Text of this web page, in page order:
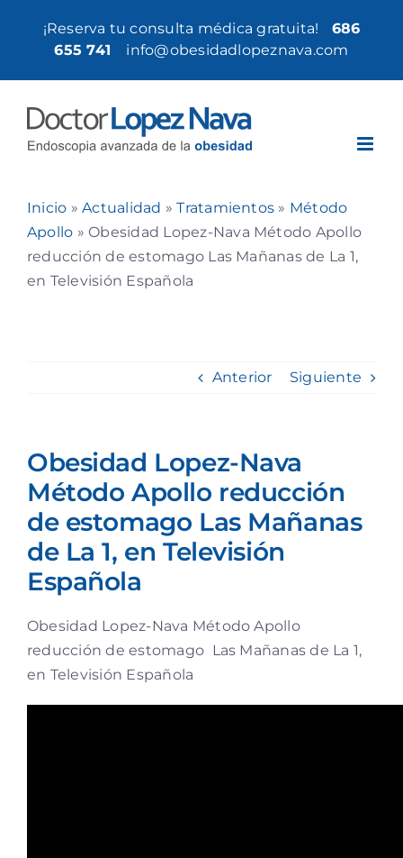
contenido
¡Reserva tu consulta médica gratuita!
686
655 741
info@obesidadlopeznava.com
Inicio »Actualidad »Tratamientos » Método
Apollo »Obesidad Lopez-Nava Método Apollo
reducción de estomago Las Mañanas de La 1,
en Televisión Española
Anterior Siguiente
Obesidad Lopez-Nava
Método Apollo reducción
de estomago Las Mañanas
de La 1, en Televisión
Española
Obesidad Lopez-Nava Método Apollo
reducción de estomago Las Mañanas de La 1,
en Televisión Española